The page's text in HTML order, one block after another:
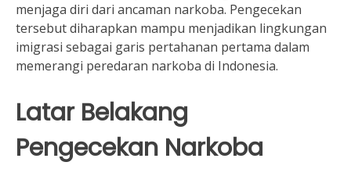
menjaga diri dari ancaman narkoba. Pengecekan
tersebut diharapkan mampu menjadikan lingkungan
imigrasi sebagai garis pertahanan pertama dalam
memerangi peredaran narkoba di Indonesia.
Latar Belakang
Pengecekan Narkoba